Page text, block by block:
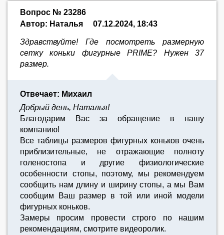
Вопрос № 23286
Автор: Наталья
07.12.2024, 18:43
Здравствуйте! Где посмотреть размерную
сетку коньки фигурные PRIME? Нужен 37
размер.
Отвечает: Михаил
Добрый день, Наталья!
Благодарим Вас за обращение в нашу
компанию!
Все таблицы размеров фигурных коньков очень
приблизительные, не отражающие полноту
голеностопа и другие физиологические
особенности стопы, поэтому, мы рекомендуем
сообщить нам длину и ширину стопы, а мы Вам
сообщим Ваш размер в той или иной модели
фигурных коньков.
Замеры просим провести строго по нашим
рекомендациям, смотрите видеоролик.